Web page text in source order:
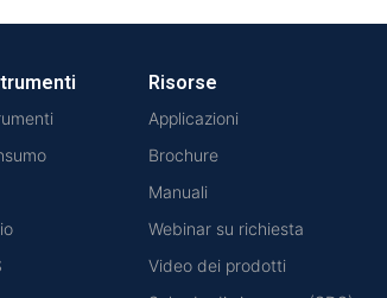
Risorse
Applicazioni
Brochure
Manuali
Webinar su richiesta
Video dei prodotti